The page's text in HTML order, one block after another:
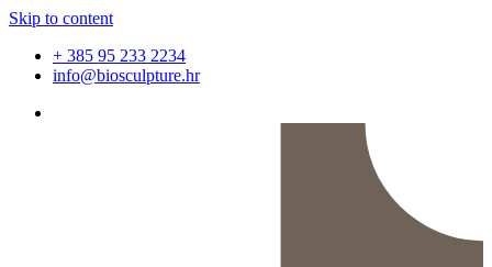
Skip to content
+ 385 95 233 2234
info@biosculpture.hr